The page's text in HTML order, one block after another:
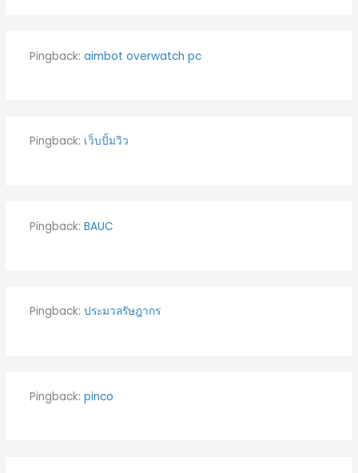
Pingback: aimbot overwatch pc
Pingback: เว็บปั้มวิว
Pingback: BAUC
Pingback: ประมวลรัษฎากร
Pingback: pinco